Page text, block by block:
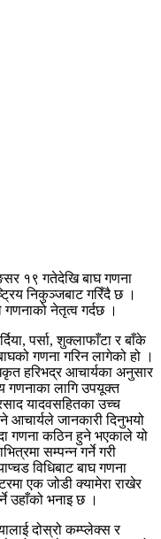
१९ गतेदेखि बाघ गणना
निकुञ्जबाट गरिँदै छ ।
नेतृत्व गर्दछ ।
पर्सा, शुक्लाफाँटा र बाँके
गणना गरिन लागेको हो ।
हरिभद्र आचार्यका अनुसार
गणनाका लागि उपयूक्त
यादवसहितका उच्च
आचार्यले जानकारी दिनुभयो
गणना कठिन हुने भएकाले यो
सम्पन्न गर्ने गरी
विधिबाट बाघ गणना
एक जोडी क्यामेरा राखेर
उहाँको भनाइ छ ।
दोस्रो कम्प्लेक्स र